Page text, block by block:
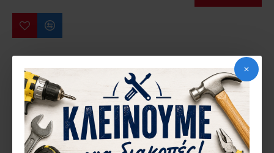
ΠΕΡΙΣΣΌΤΕΡΑ ΑΠΌ ΤΗΝ ΙΔΙΑ ΜΆΡΚΑ
ΚΛΕΙΔΑΡΙΑ COMMUNELO 215 ΓΑΝΤΖΟΥ ΣΥΡΟΜΕΝΗΣ ΑΥΛΟΠΟΡΤΑΣ ΜΕ ΠΕΙΡΟ
32,62€ 41,20€